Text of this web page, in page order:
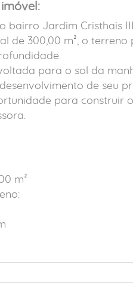
bairro Jardim Cristhais
de 300,00 m², o terreno
para o sol da
de seu
para construir
m²